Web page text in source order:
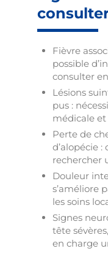
Fièvre
possible
consulter
Lésions
pus :
médicale
Perte de
d’alopécie
rechercher
Douleur
s’améliore
les soins
Signes
tête
en charge